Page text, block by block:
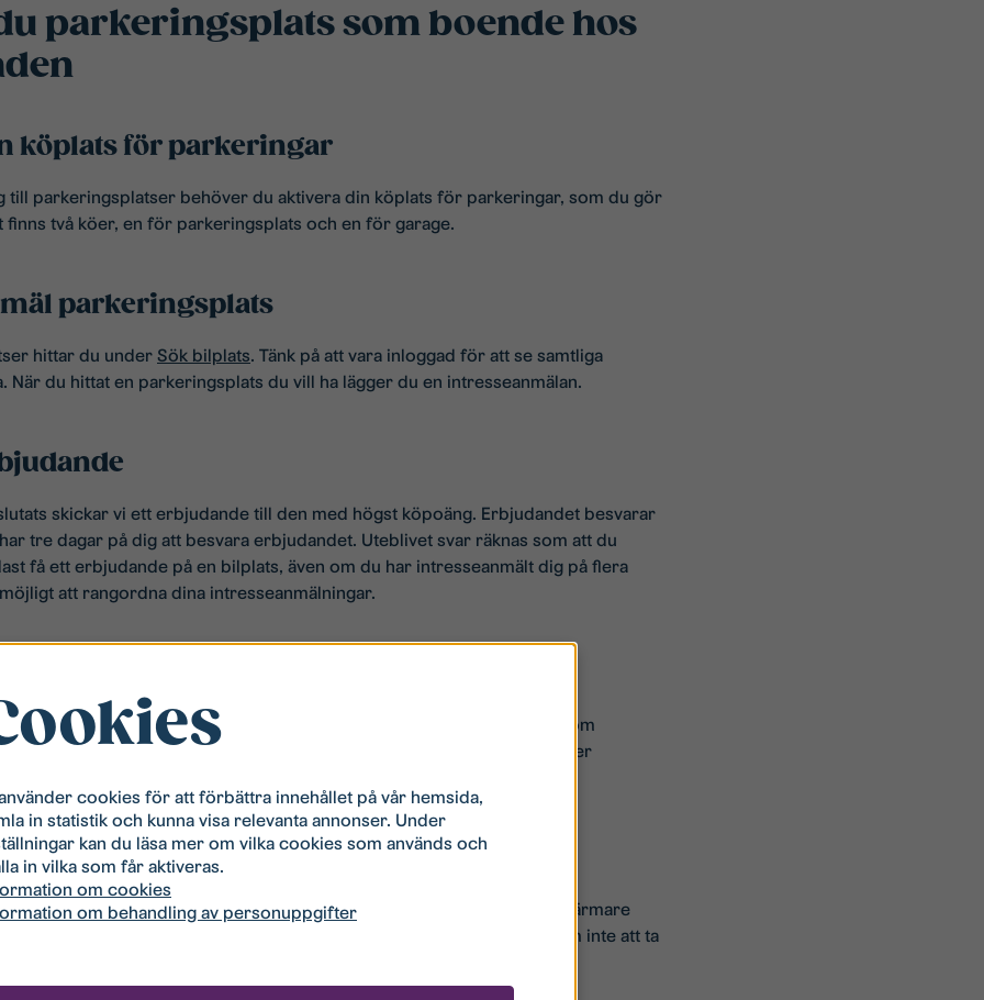
parkeringsplats som boende hos
köplats för parkeringar
till parkeringsplatser behöver du aktivera din köplats för parkeringar, som du gör
finns två köer, en för parkeringsplats och en för garage.
parkeringsplats
hittar du under Sök bilplats. Tänk på att vara inloggad för att se samtliga
När du hittat en parkeringsplats du vill ha lägger du en intresseanmälan.
skickar vi ett erbjudande till den med högst köpoäng. Erbjudandet besvarar
tre dagar på dig att besvara erbjudandet. Uteblivet svar räknas som att du
få ett erbjudande på en bilplats, även om du har intresseanmält dig på flera
att rangordna dina intresseanmälningar.
direkt signera avtalet, vilket du enkelt gör digitalt med BankID. Läs igenom
införstådd vad signeringen innebär. Om du inte signerar avtalet kommer
till annan sökande.
(om det behövs)
parkeringsplats i parkeringshus eller parkeringsplats med motorvärmare
nycklar i vår Bobutik. Detta kan ske tidigast på tillträdesdagen, och glöm inte att ta
cookies för att förbättra innehållet på vår hemsida,
in statistik och kunna visa relevanta annonser. Under
kan du läsa mer om vilka cookies som används och
in vilka som får aktiveras.
om cookies
om behandling av personuppgifter